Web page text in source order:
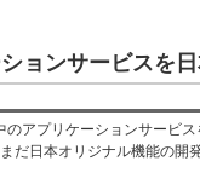
ョンサービスを
アプリケーションサービス
だ日本オリジナル機能の開